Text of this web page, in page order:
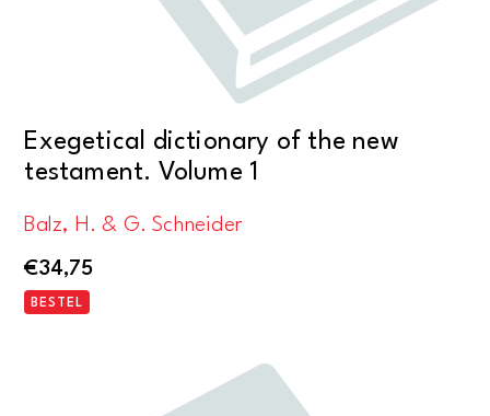
Exegetical dictionary of the new
testament. Volume 1
Balz, H. & G. Schneider
€34,75
BESTEL